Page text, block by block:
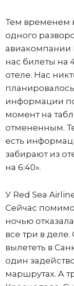
Тем временем
одного
авиакомпании
нас билеты на
отеле. Нас
информации
момент на
отмененным.
есть
забирают из
на 6:40».
У Red Sea
Сейчас помимо
ночью
все три в
вылететь в
один
маршрутах. А